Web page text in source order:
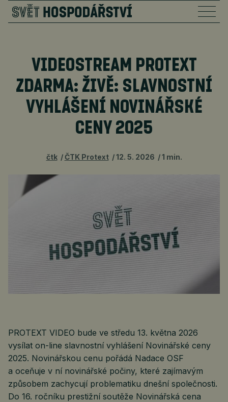
VIDEOSTREAM PROTEXT
ZDARMA: ŽIVĚ: SLAVNOSTNÍ
VYHLÁŠENÍ NOVINÁŘSKÉ
CENY 2025
čtk ČTK Protext 12. 5. 2026 1 min.
PROTEXT VIDEO bude ve středu 13. května 2026
vysílat on-line slavnostní vyhlášení Novinářské ceny
2025. Novinářskou cenu pořádá Nadace OSF
a oceňuje v ní novinářské počiny, které zajímavým
způsobem zachycují problematiku dnešní společnosti.
Do 16. ročníku prestižní soutěže Novinářská cena